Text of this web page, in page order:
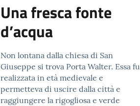
Una fresca fonte
d’acqua
Non lontana dalla chiesa di San
Giuseppe si trova Porta Walter. Essa fu
realizzata in età medievale e
permetteva di uscire dalla città e
raggiungere la rigogliosa e verde